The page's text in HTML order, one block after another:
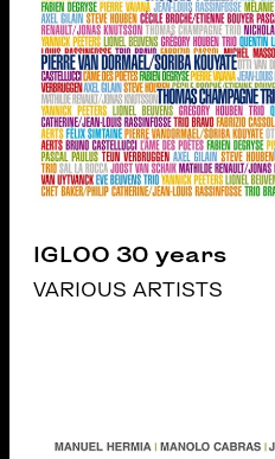
IGLOO 30 years
VARIOUS ARTISTS